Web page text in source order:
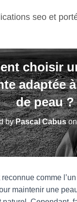
seo et
choisir
adaptée
de peau ?
byPascal Cabus
reconnue comme
maintenir une